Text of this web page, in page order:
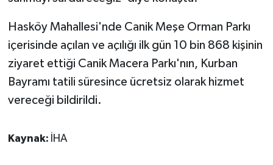
Hasköy Mahallesi'nde Canik Meşe Orman Parkı
içerisinde açılan ve açılığı ilk gün 10 bin 868 kişinin
ziyaret ettiği Canik Macera Parkı'nın, Kurban
Bayramı tatili süresince ücretsiz olarak hizmet
vereceği bildirildi.
Kaynak: İHA